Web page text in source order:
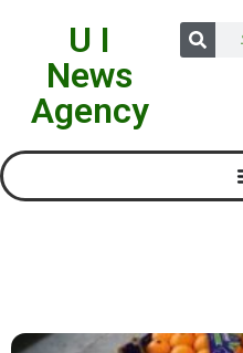
U I
News
Agency